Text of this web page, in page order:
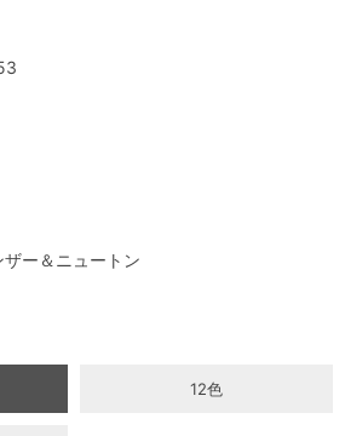
ザー＆ニュートン
12色